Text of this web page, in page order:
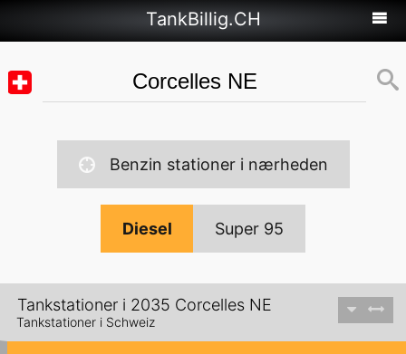
TankBillig.CH
Benzin stationer i nærheden
Diesel Super 95
Tankstationer i 2035 Corcelles NE
Tankstationer i Schweiz